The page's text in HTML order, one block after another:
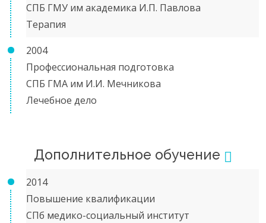
СПБ ГМУ им академика И.П. Павлова
Терапия
2004
Профессиональная подготовка
СПБ ГМА им И.И. Мечникова
Лечебное дело
Дополнительное обучение
2014
Повышение квалификации
СПб медико-социальный институт